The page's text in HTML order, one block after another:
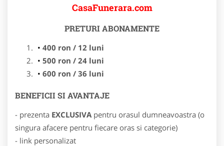
CasaFunerara.com
PRETURI ABONAMENTE
400 ron / 12 luni
500 ron / 24 luni
600 ron / 36 luni
BENEFICII SI AVANTAJE
- prezenta EXCLUSIVA pentru orasul dumneavoastra (o
singura afacere pentru fiecare oras si categorie)
- link personalizat